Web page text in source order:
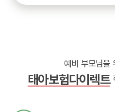
예비 부모님을
태아보험다이렉트